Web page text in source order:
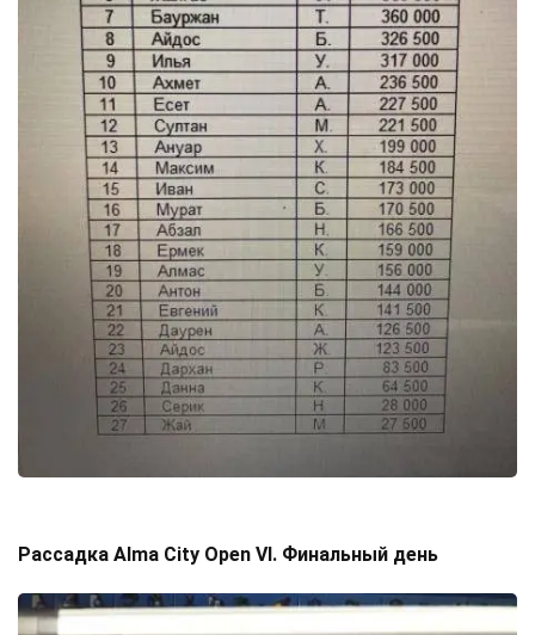
Рассадка Alma City Open VI. Финальный день